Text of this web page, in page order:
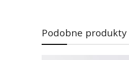
Podobne produkty